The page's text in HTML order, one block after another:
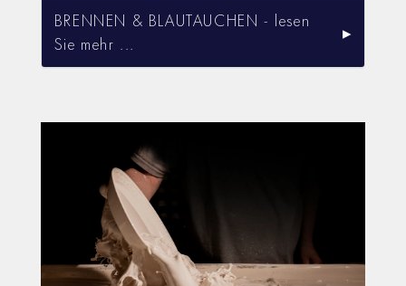
BRENNEN & BLAUTAUCHEN - lesen
Sie mehr ...